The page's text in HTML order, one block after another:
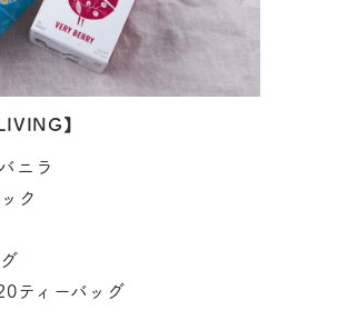
】
ニラ
ク
ティーバッグ